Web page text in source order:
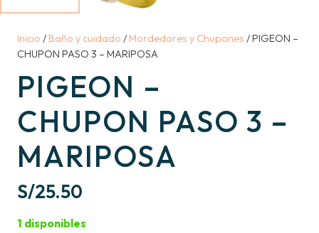
Inicio / Baño y cuidado / Mordedores y Chupones / PIGEON –
CHUPON PASO 3 – MARIPOSA
PIGEON –
CHUPON PASO 3 –
MARIPOSA
S/25.50
1 disponibles